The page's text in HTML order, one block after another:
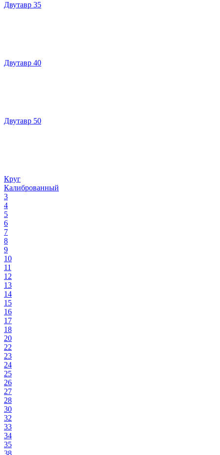
Двутавр 35
Двутавр 40
Двутавр 50
Круг
Калиброванный
3
4
5
6
7
8
9
10
11
12
13
14
15
16
17
18
20
22
23
24
25
26
27
28
30
32
33
34
35
38